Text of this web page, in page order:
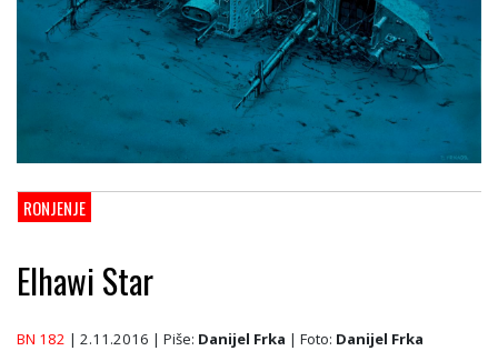
RONJENJE
Elhawi Star
BN 182 | 2.11.2016 | Piše: Danijel Frka | Foto: Danijel Frka